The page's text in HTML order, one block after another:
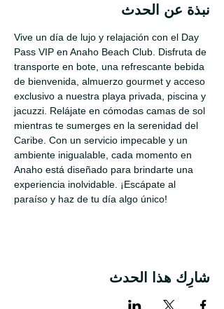
نبذة عن الحدث
Vive un día de lujo y relajación con el Day
Pass VIP en Anaho Beach Club. Disfruta de
transporte en bote, una refrescante bebida
de bienvenida, almuerzo gourmet y acceso
exclusivo a nuestra playa privada, piscina y
jacuzzi. Relájate en cómodas camas de sol
mientras te sumerges en la serenidad del
Caribe. Con un servicio impecable y un
ambiente inigualable, cada momento en
Anaho está diseñado para brindarte una
experiencia inolvidable. ¡Escápate al
paraíso y haz de tu día algo único!
شارِك هذا الحدث